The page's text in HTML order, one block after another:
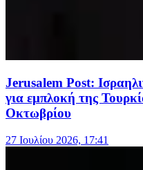
Jerusalem Post:
για εμπλοκή της
Οκτωβρίου
27 Ιουλίου 2026, 17:41